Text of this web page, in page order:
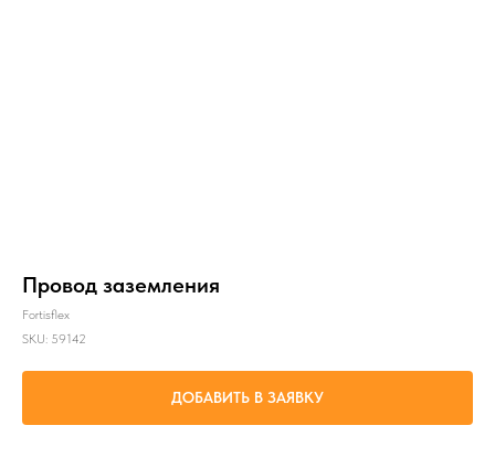
Провод заземления
Fortisflex
SKU: 59142
ДОБАВИТЬ В ЗАЯВКУ